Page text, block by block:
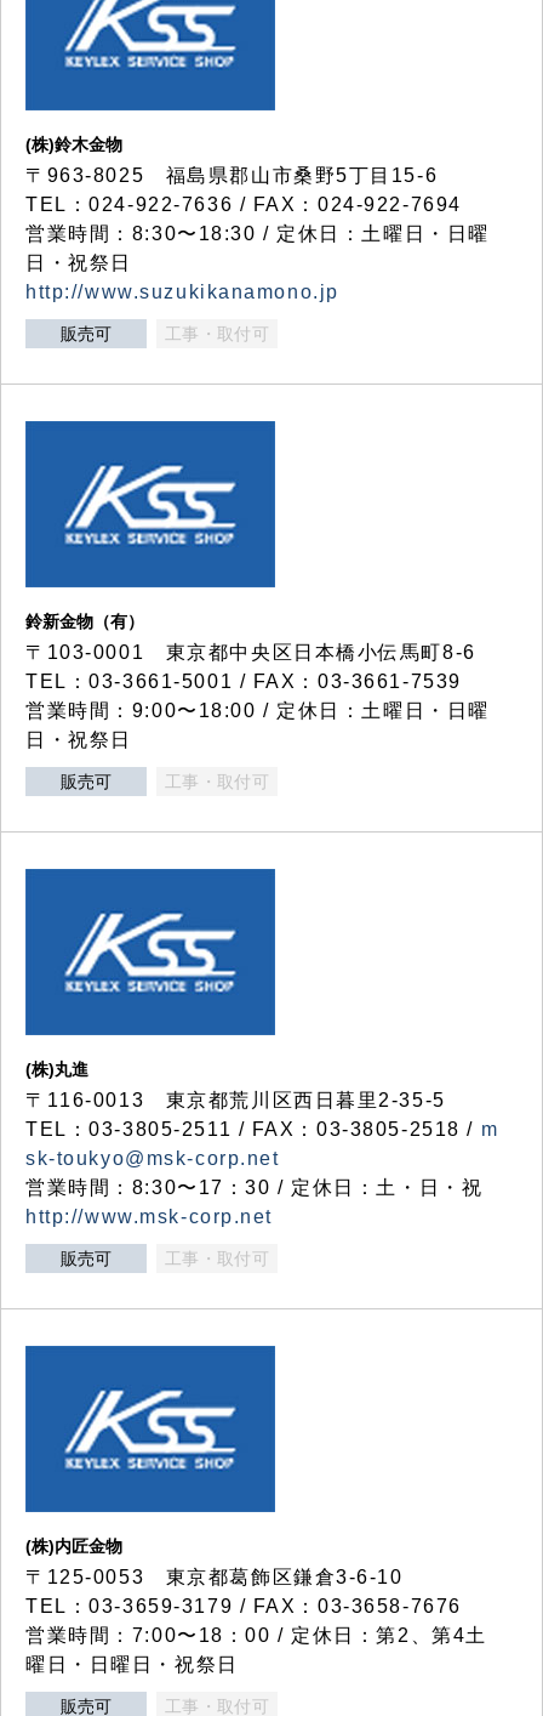
(株)鈴木金物
〒963-8025 福島県郡山市桑野5丁目15-6
TEL：024-922-7636 / FAX：024-922-7694
営業時間：8:30〜18:30 / 定休日：土曜日・日曜
日・祝祭日
http://www.suzukikanamono.jp
販売可 工事・取付可
鈴新金物（有）
〒103-0001 東京都中央区日本橋小伝馬町8-6
TEL：03-3661-5001 / FAX：03-3661-7539
営業時間：9:00〜18:00 / 定休日：土曜日・日曜
日・祝祭日
販売可 工事・取付可
(株)丸進
〒116-0013 東京都荒川区西日暮里2-35-5
TEL：03-3805-2511 / FAX：03-3805-2518 / m
sk-toukyo@msk-corp.net
営業時間：8:30〜17：30 / 定休日：土・日・祝
http://www.msk-corp.net
販売可 工事・取付可
(株)内匠金物
〒125-0053 東京都葛飾区鎌倉3-6-10
TEL：03-3659-3179 / FAX：03-3658-7676
営業時間：7:00〜18：00 / 定休日：第2、第4土
曜日・日曜日・祝祭日
販売可 工事・取付可